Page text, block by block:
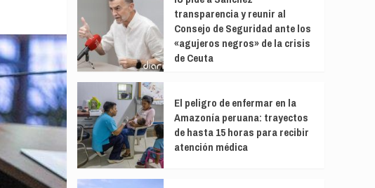
transparencia y reunir al
Consejo de Seguridad ante los
«agujeros negros» de la crisis
de Ceuta
El peligro de enfermar en la
Amazonía peruana: trayectos
de hasta 15 horas para recibir
atención médica